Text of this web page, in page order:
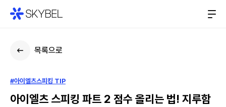
목록으로
#아이엘츠스피킹 TIP
아이엘츠 스피킹 파트 2 점수 올리는 법! 지루함